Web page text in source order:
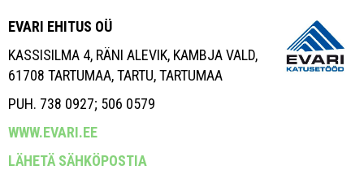
EVARI EHITUS OÜ
KASSISILMA 4, RÄNI ALEVIK, KAMBJA VALD,
61708 TARTUMAA, TARTU, TARTUMAA
PUH. 738 0927; 506 0579
WWW.EVARI.EE
LÄHETÄ SÄHKÖPOSTIA